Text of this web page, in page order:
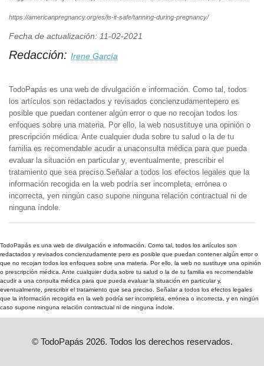
https://americanpregnancy.org/es/is-it-safe/tanning-during-pregnancy/
Fecha de actualización: 11-02-2021
Redacción: Irene García
TodoPapás es una web de divulgación e información. Como tal, todos
los artículos son redactados y revisados concienzudamentepero es
posible que puedan contener algún error o que no recojan todos los
enfoques sobre una materia. Por ello, la web nosustituye una opinión o
prescripción médica. Ante cualquier duda sobre tu salud o la de tu
familia es recomendable acudir a unaconsulta médica para que pueda
evaluar la situación en particular y, eventualmente, prescribir el
tratamiento que sea preciso.Señalar a todos los efectos legales que la
información recogida en la web podría ser incompleta, errónea o
incorrecta, yen ningún caso supone ninguna relación contractual ni de
ninguna índole.
TodoPapás es una web de divulgación e información. Como tal, todos los artículos son
redactados y revisados concienzudamente pero es posible que puedan contener algún error o
que no recojan todos los enfoques sobre una materia. Por ello, la web no sustituye una opinión
o prescripción médica. Ante cualquier duda sobre tu salud o la de tu familia es recomendable
acudir a una consulta médica para que pueda evaluar la situación en particular y,
eventualmente, prescribir el tratamiento que sea preciso. Señalar a todos los efectos legales
que la información recogida en la web podría ser incompleta, errónea o incorrecta, y en ningún
caso supone ninguna relación contractual ni de ninguna índole.
© TodoPapás 2026. Todos los derechos reservados.